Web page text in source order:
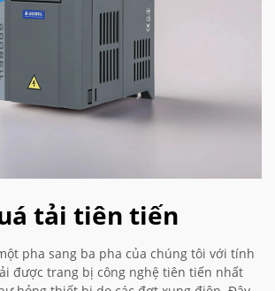
tải tiên tiến
pha sang ba pha của chúng tôi với tính
được trang bị công nghệ tiên tiến nhất